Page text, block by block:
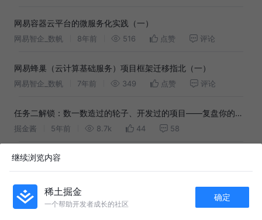
网易容器云平台的微服务化实践（一）
网易智企_数帆 8年前 516 点赞 评论
网易蜂巢（云计算基础服务）项目框架迁移指北（一）
网易智企_数帆 7年前 349 点赞 评论
任务二解锁：数一数造过的轮子、开发过的项目——复盘你的项
目经历吧！
掘金酱 5年前 8.7k 44 58
一个程序员的 AI 跨界实验：把十几年前的歌词变成网易云单曲，
我复盘了全过程
程序员Terry 7天前 39 点赞 评论
友情链接：
继续浏览内容
稀土掘金
一个帮助开发者成长的社区
确定